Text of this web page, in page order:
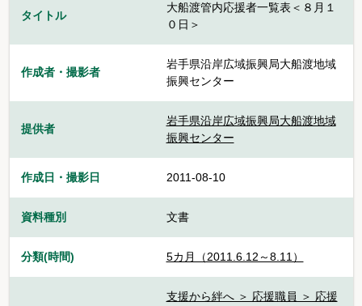
タイトル
大船渡管内応援者一覧表＜８月１
０日＞
作成者・撮影者
岩手県沿岸広域振興局大船渡地域
振興センター
提供者
岩手県沿岸広域振興局大船渡地域
振興センター
作成日・撮影日 2011-08-10
資料種別 文書
分類(時間) 5カ月（2011.6.12～8.11）
支援から絆へ ＞ 応援職員 ＞ 応援